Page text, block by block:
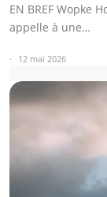
EN BREF Wopke
appelle à une…
12 mai 2026